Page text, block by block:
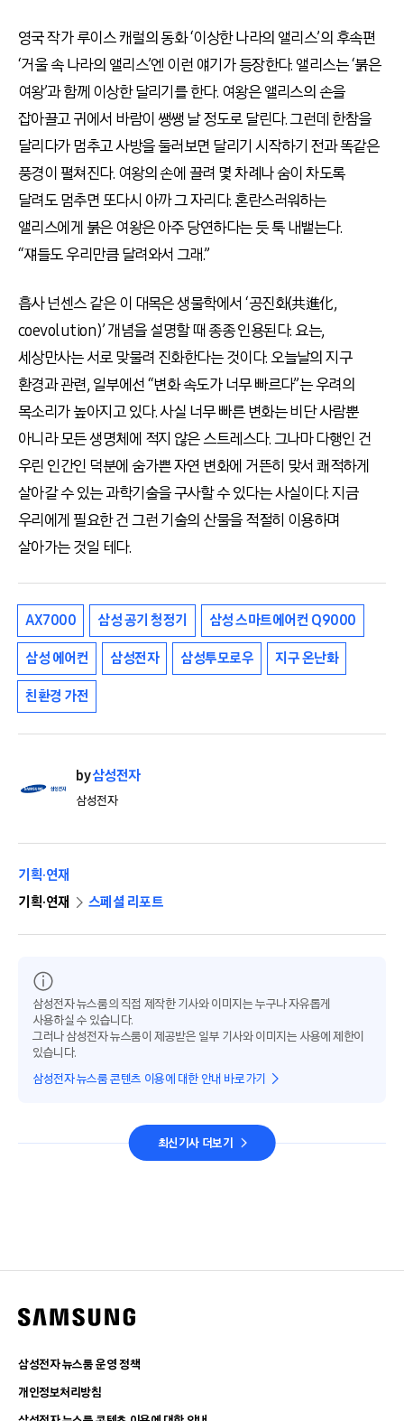
영국 작가 루이스 캐럴의 동화 ‘이상한 나라의 앨리스’의 후속편
‘거울 속 나라의 앨리스’엔 이런 얘기가 등장한다. 앨리스는 ‘붉은
여왕’과 함께 이상한 달리기를 한다. 여왕은 앨리스의 손을
잡아끌고 귀에서 바람이 쌩쌩 날 정도로 달린다. 그런데 한참을
달리다가 멈추고 사방을 둘러보면 달리기 시작하기 전과 똑같은
풍경이 펼쳐진다. 여왕의 손에 끌려 몇 차례나 숨이 차도록
달려도 멈추면 또다시 아까 그 자리다. 혼란스러워하는
앨리스에게 붉은 여왕은 아주 당연하다는 듯 툭 내뱉는다.
“쟤들도 우리만큼 달려와서 그래.”
흡사 넌센스 같은 이 대목은 생물학에서 ‘공진화(共進化,
coevolution)’ 개념을 설명할 때 종종 인용된다. 요는,
세상만사는 서로 맞물려 진화한다는 것이다. 오늘날의 지구
환경과 관련, 일부에선 “변화 속도가 너무 빠르다”는 우려의
목소리가 높아지고 있다. 사실 너무 빠른 변화는 비단 사람뿐
아니라 모든 생명체에 적지 않은 스트레스다. 그나마 다행인 건
우린 인간인 덕분에 숨가쁜 자연 변화에 거뜬히 맞서 쾌적하게
살아갈 수 있는 과학기술을 구사할 수 있다는 사실이다. 지금
우리에게 필요한 건 그런 기술의 산물을 적절히 이용하며
살아가는 것일 테다.
AX7000 삼성 공기 청정기 삼성 스마트에어컨 Q9000
삼성 에어컨 삼성전자 삼성투모로우 지구 온난화
친환경 가전
by삼성전자
삼성전자
기획·연재
기획·연재
스페셜 리포트
삼성전자 뉴스룸의 직접 제작한 기사와 이미지는 누구나 자유롭게
사용하실 수 있습니다.
그러나 삼성전자 뉴스룸이 제공받은 일부 기사와 이미지는 사용에 제한이
있습니다.
삼성전자 뉴스룸 콘텐츠 이용에 대한 안내 바로가기
최신기사 더보기
삼성전자 뉴스룸 운영 정책
개인정보처리방침